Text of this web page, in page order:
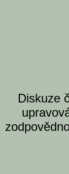
Diskuze